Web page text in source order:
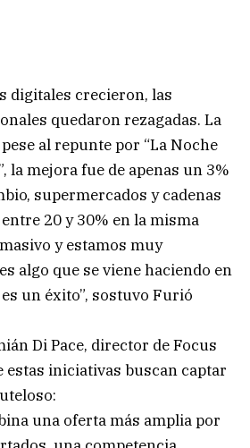
digitales crecieron, las
quedaron rezagadas. La
al repunte por “La Noche
la mejora fue de apenas un 3%
supermercados y cadenas
20 y 30% en la misma
y estamos muy
algo que se viene haciendo en
un éxito”, sostuvo Furió
Di Pace, director de Focus
estas iniciativas buscan captar
una oferta más amplia por